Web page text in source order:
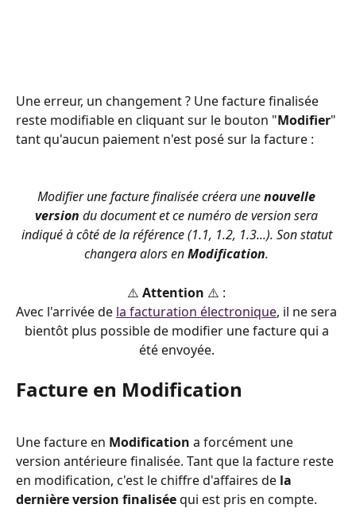
Une erreur, un changement ? Une facture finalisée
reste modifiable en cliquant sur le bouton "Modifier"
tant qu'aucun paiement n'est posé sur la facture :
Modifier une facture finalisée créera une nouvelle
version du document et ce numéro de version sera
indiqué à côté de la référence (1.1, 1.2, 1.3...). Son statut
changera alors en Modification.
⚠️ Attention ⚠️ :
Avec l'arrivée de la facturation électronique, il ne sera
bientôt plus possible de modifier une facture qui a
été envoyée.
Facture en Modification
Une facture en Modification a forcément une
version antérieure finalisée. Tant que la facture reste
en modification, c'est le chiffre d'affaires de la
dernière version finalisée qui est pris en compte.﻿